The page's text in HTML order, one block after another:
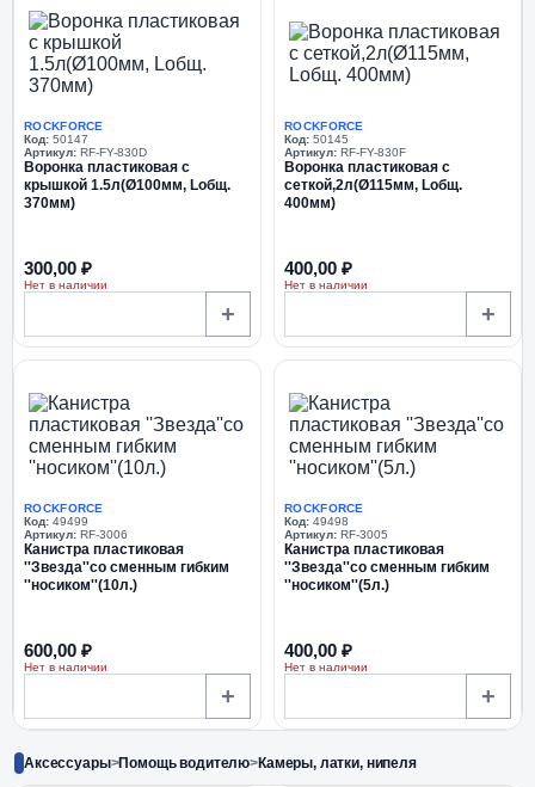
ROCKFORCE
Код: 50147
Артикул: RF-FY-830D
Воронка пластиковая с
крышкой 1.5л(Ø100мм, Lобщ.
370мм)
300,00 ₽
Нет в наличии
+
ROCKFORCE
Код: 50145
Артикул: RF-FY-830F
Воронка пластиковая с
сеткой,2л(Ø115мм, Lобщ.
400мм)
400,00 ₽
Нет в наличии
+
ROCKFORCE
Код: 49499
Артикул: RF-3006
Канистра пластиковая
''Звезда''со сменным гибким
''носиком''(10л.)
600,00 ₽
Нет в наличии
+
ROCKFORCE
Код: 49498
Артикул: RF-3005
Канистра пластиковая
''Звезда''со сменным гибким
''носиком''(5л.)
400,00 ₽
Нет в наличии
+
Аксессуары>Помощь водителю>Камеры, латки, нипеля